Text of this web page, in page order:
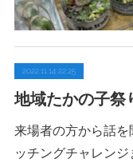
2022.11.14 22:25
地域たかの子
来場者の方から話
ッチングチャレン